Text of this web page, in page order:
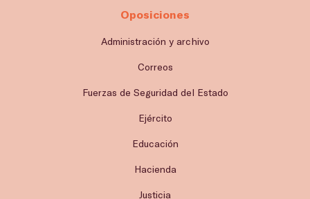
Oposiciones
Administración y archivo
Correos
Fuerzas de Seguridad del Estado
Ejército
Educación
Hacienda
Justicia